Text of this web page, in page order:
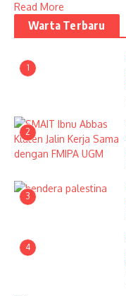
Read More
Warta Terbaru
1
2
3
4